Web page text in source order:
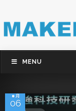
MENU
8 月
06